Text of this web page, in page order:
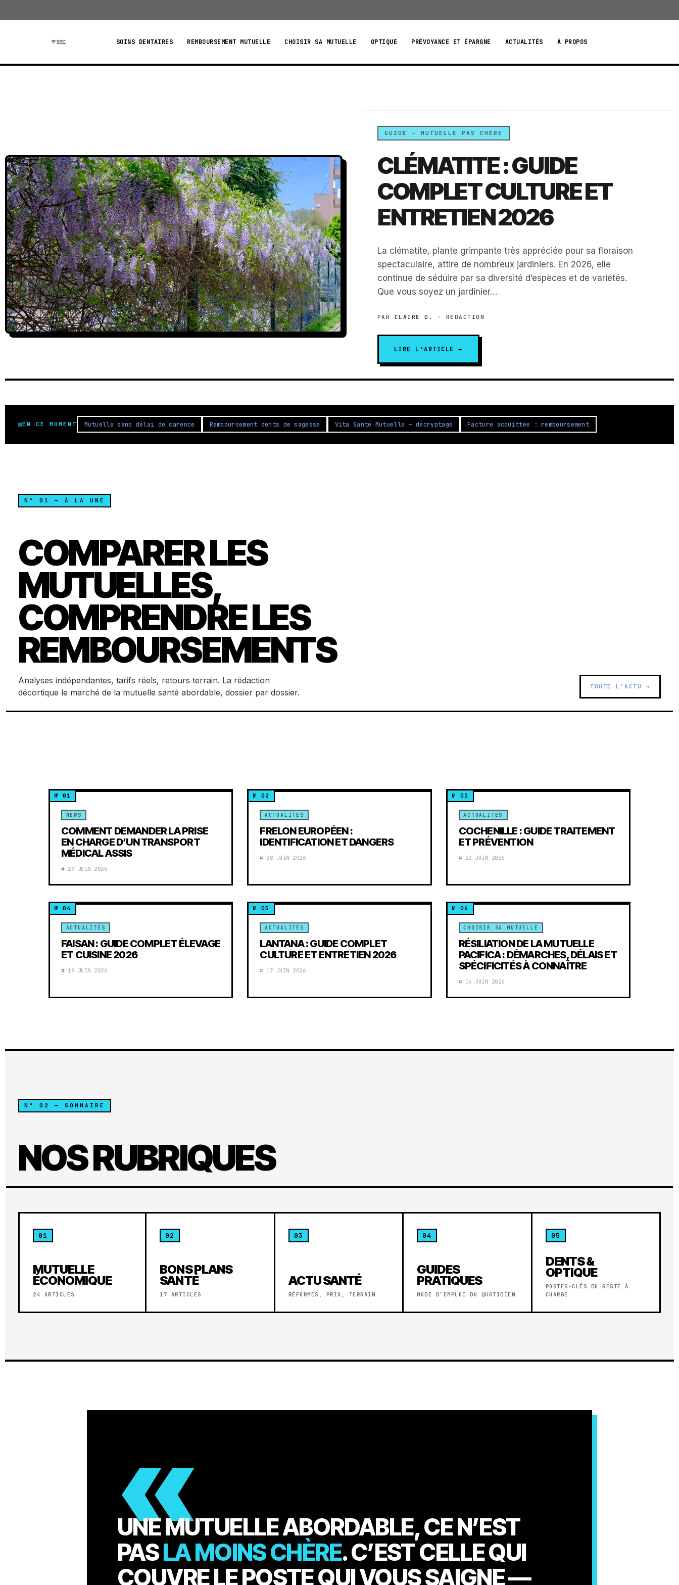
au
SOINS DENTAIRES REMBOURSEMENT MUTUELLE CHOISIR SA MUTUELLE OPTIQUE PRÉVOYANCE ET ÉPARGNE ACTUALITÉS À PROPOS
GUIDE — MUTUELLE PAS CHÈRE
CLÉMATITE : GUIDE
COMPLET CULTURE ET
ENTRETIEN 2026
La clématite, plante grimpante très appréciée pour sa floraison
spectaculaire, attire de nombreux jardiniers. En 2026, elle
continue de séduire par sa diversité d’espèces et de variétés.
Que vous soyez un jardinier…
PAR CLAIRE D. · RÉDACTION
LIRE L'ARTICLE →
EN CE MOMENT Mutuelle sans délai de carence Remboursement dents de sagesse Vita Santé Mutuelle — décryptage Facture acquittée : remboursement
N° 01 — À LA UNE
COMPARER LES
MUTUELLES,
COMPRENDRE LES
REMBOURSEMENTS
Analyses indépendantes, tarifs réels, retours terrain. La rédaction
décortique le marché de la mutuelle santé abordable, dossier par dossier.
TOUTE L’ACTU →
NEWS
COMMENT DEMANDER LA PRISE
EN CHARGE D’UN TRANSPORT
MÉDICAL ASSIS
29 JUIN 2026
ACTUALITÉS
FRELON EUROPÉEN :
IDENTIFICATION ET DANGERS
28 JUIN 2026
ACTUALITÉS
COCHENILLE : GUIDE TRAITEMENT
ET PRÉVENTION
22 JUIN 2026
ACTUALITÉS
FAISAN : GUIDE COMPLET ÉLEVAGE
ET CUISINE 2026
19 JUIN 2026
ACTUALITÉS
LANTANA : GUIDE COMPLET
CULTURE ET ENTRETIEN 2026
17 JUIN 2026
CHOISIR SA MUTUELLE
RÉSILIATION DE LA MUTUELLE
PACIFICA : DÉMARCHES, DÉLAIS ET
SPÉCIFICITÉS À CONNAÎTRE
16 JUIN 2026
N° 02 — SOMMAIRE
NOS RUBRIQUES
01
MUTUELLE
ÉCONOMIQUE
24 ARTICLES
02
BONS PLANS
SANTÉ
17 ARTICLES
03
ACTU SANTÉ
RÉFORMES, PRIX, TERRAIN
04
GUIDES
PRATIQUES
MODE D’EMPLOI DU QUOTIDIEN
05
DENTS &
OPTIQUE
POSTES-CLÉS DU RESTE À
CHARGE
«
UNE MUTUELLE ABORDABLE, CE N’EST
PASLA MOINS CHÈRE. C’EST CELLE QUI
COUVRE LE POSTE QUI VOUS SAIGNE —